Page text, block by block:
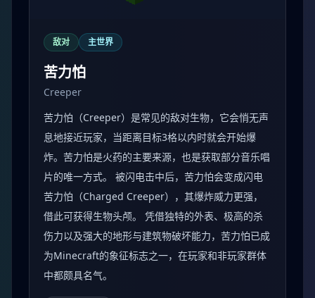
敌对 主世界
苦力怕
Creeper
苦力怕（Creeper）是常见的敌对生物，它会悄无声
息地接近玩家，当距离目标3格以内时就会开始爆
炸。苦力怕是火药的主要来源，也是获取部分音乐唱
片的唯一方式。 被闪电击中后，苦力怕会变成闪电
苦力怕（Charged Creeper），其爆炸威力更强，
借此可获得生物头颅。 凭借独特的外表、极高的杀
伤力以及强大的地形与建筑物破坏能力，苦力怕已成
为Minecraft的象征标志之一，在玩家和非玩家群体
中都颇具名气。